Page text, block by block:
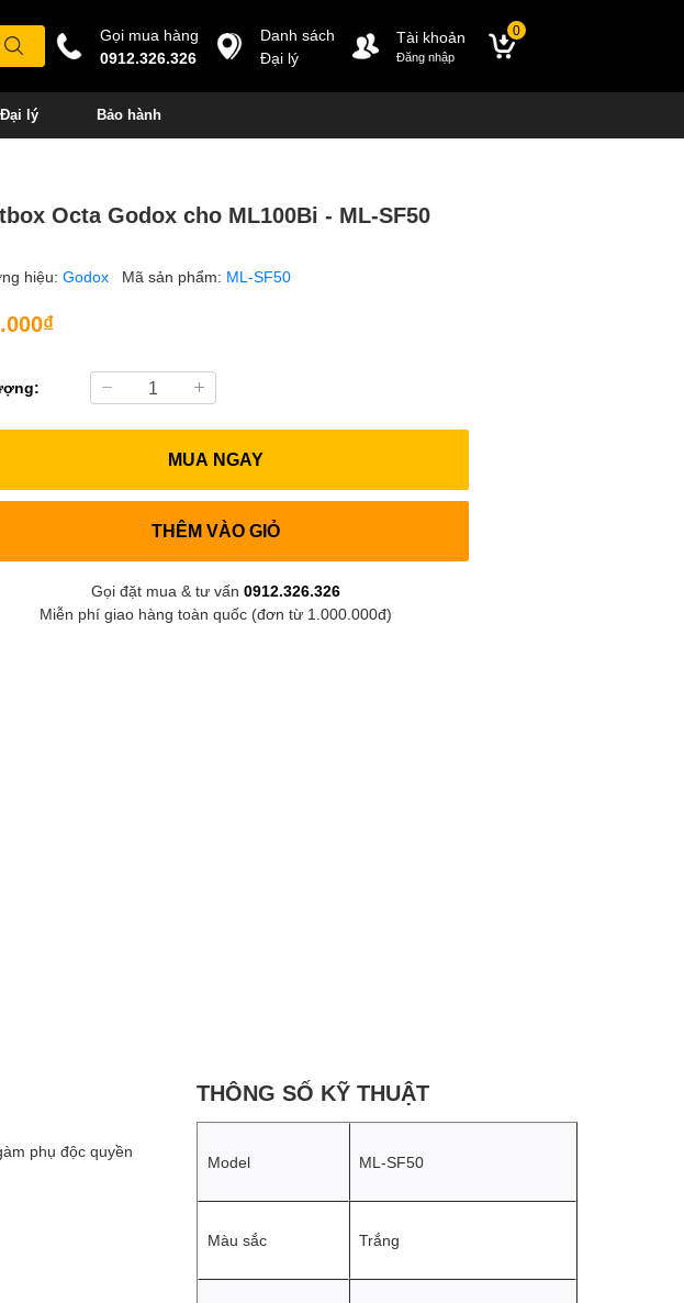
Gọi mua hàng
0912.326.326
Danh sách
Đại lý
Tài khoản
Đăng nhập
0
Đại lý Bảo hành
Octa Godox cho ML100Bi - ML-SF50
hiệu: Godox Mã sản phẩm: ML-SF50
MUA NGAY
THÊM VÀO GIỎ
Gọi đặt mua & tư vấn0912.326.326
Miễn phí giao hàng toàn quốc (đơn từ 1.000.000đ)
phụ độc quyền
THÔNG SỐ KỸ THUẬT
Model ML-SF50
Màu sắc Trắng